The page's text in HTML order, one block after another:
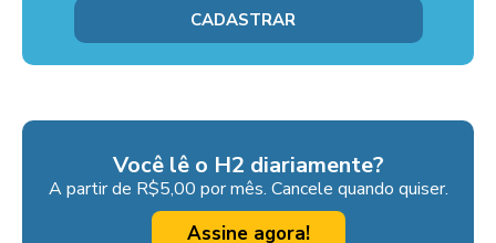
Você lê o H2 diariamente?
A partir de R$5,00 por mês. Cancele quando quiser.
Assine agora!